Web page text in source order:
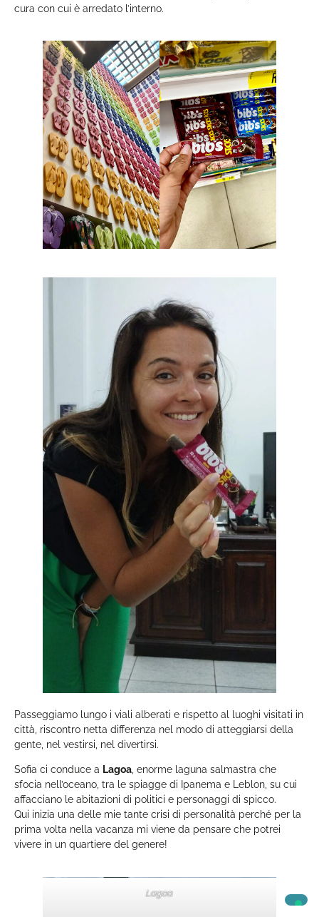
cura con cui è arredato l’interno.
Passeggiamo lungo i viali alberati e rispetto al luoghi visitati in
città, riscontro netta differenza nel modo di atteggiarsi della
gente, nel vestirsi, nel divertirsi.
Sofia ci conduce a Lagoa, enorme laguna salmastra che
sfocia nell’oceano, tra le spiagge di Ipanema e Leblon, su cui
affacciano le abitazioni di politici e personaggi di spicco.
Qui inizia una delle mie tante crisi di personalità perché per la
prima volta nella vacanza mi viene da pensare che potrei
vivere in un quartiere del genere!
Lagoa